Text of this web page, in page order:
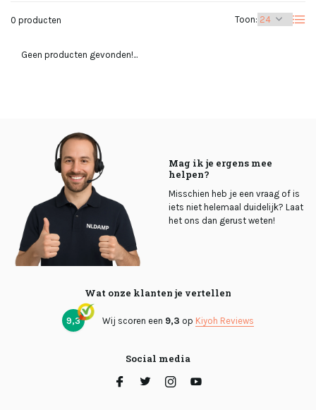
0 producten Toon:
Geen producten gevonden!...
Mag ik je ergens mee
helpen?
Misschien heb je een vraag of is
iets niet helemaal duidelijk? Laat
het ons dan gerust weten!
Wat onze klanten je vertellen
9,3 Wij scoren een 9,3 op Kiyoh Reviews
Social media